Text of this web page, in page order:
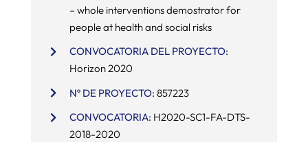
GRUPOS DE INVESTIGACIÓN
PROYECTOS/COLABORACIONES
SERVICIOS
– whole interventions demostrator for
people at health and social risks
CONVOCATORIA DEL PROYECTO:
Horizon 2020
Nº DE PROYECTO: 857223
CONVOCATORIA: H2020-SC1-FA-DTS-
2018-2020